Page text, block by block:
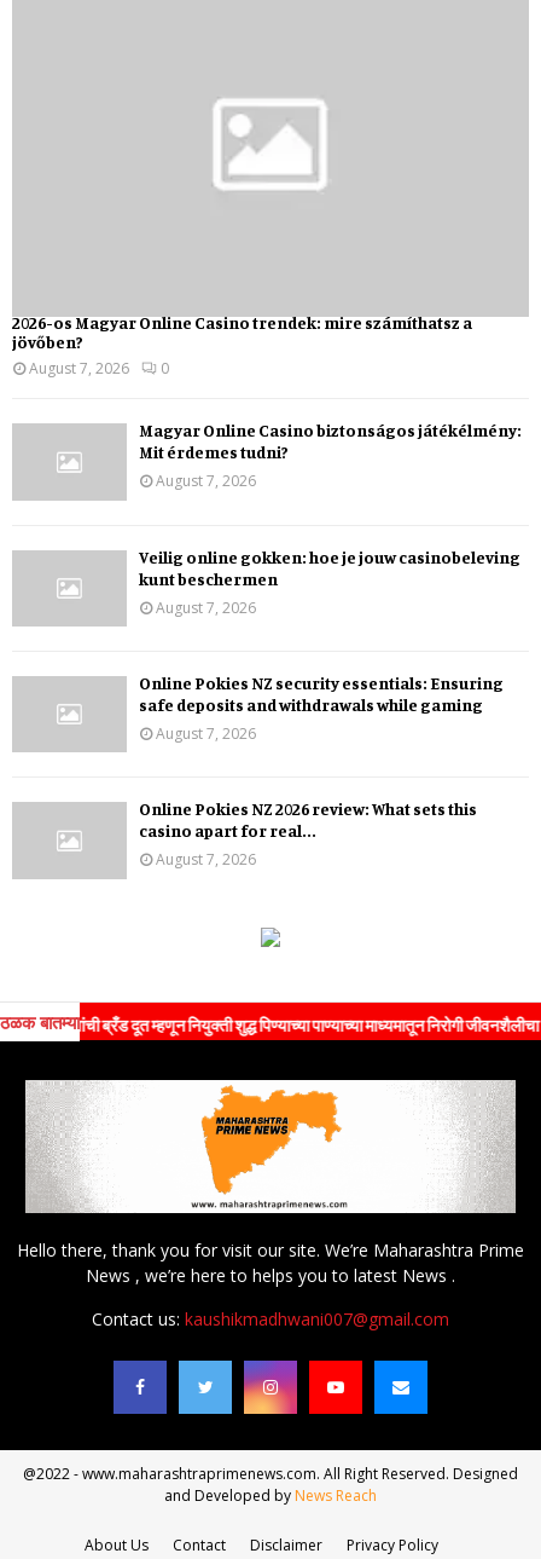
2026-os Magyar Online Casino trendek: mire számíthatsz a
jövőben?
August 7, 2026
0
Magyar Online Casino biztonságos játékélmény:
Mit érdemes tudni?
August 7, 2026
Veilig online gokken: hoe je jouw casinobeleving
kunt beschermen
August 7, 2026
Online Pokies NZ security essentials: Ensuring
safe deposits and withdrawals while gaming
August 7, 2026
Online Pokies NZ 2026 review: What sets this
casino apart for real...
August 7, 2026
ठळक बातम्या
नियुक्ती शुद्ध पिण्याच्या पाण्याच्या माध्यमातून निरोगी जीवनशैलीचा संदेश जनतेपर्यंत
Hello there, thank you for visit our site. We’re Maharashtra Prime
News , we’re here to helps you to latest News .
Contact us: kaushikmadhwani007@gmail.com
@2022 - www.maharashtraprimenews.com. All Right Reserved. Designed
and Developed by News Reach
About Us Contact Disclaimer Privacy Policy